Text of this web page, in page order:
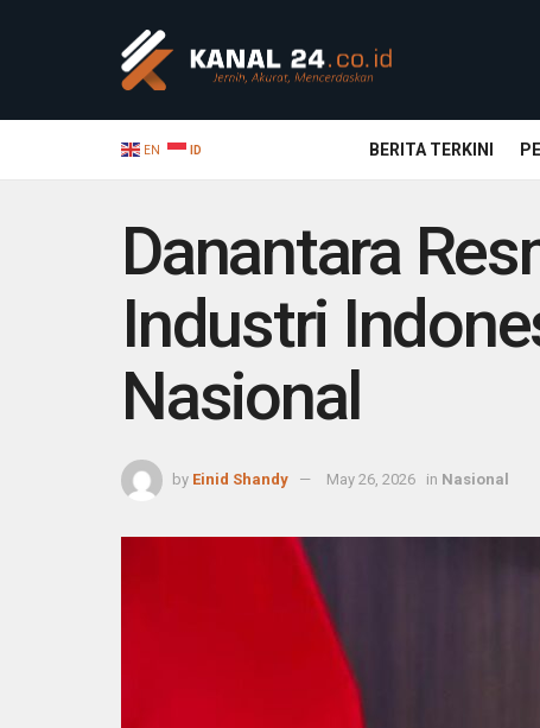
EN ID BERITA TERKINI
Danantara
Industri
Nasional
by Einid Shandy May 26, 2026 in Nasional